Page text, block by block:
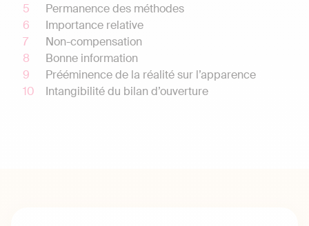
Permanence des méthodes
Importance relative
Non-compensation
Bonne information
Prééminence de la réalité sur l’apparence
Intangibilité du bilan d’ouverture